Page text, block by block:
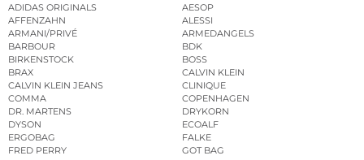
ADIDAS ORIGINALS
AESOP
AFFENZAHN
ALESSI
ARMANI/PRIVÉ
ARMEDANGELS
BARBOUR
BDK
BIRKENSTOCK
BOSS
BRAX
CALVIN KLEIN
CALVIN KLEIN JEANS
CLINIQUE
COMMA
COPENHAGEN
DR. MARTENS
DRYKORN
DYSON
ECOALF
ERGOBAG
FALKE
FRED PERRY
GOT BAG